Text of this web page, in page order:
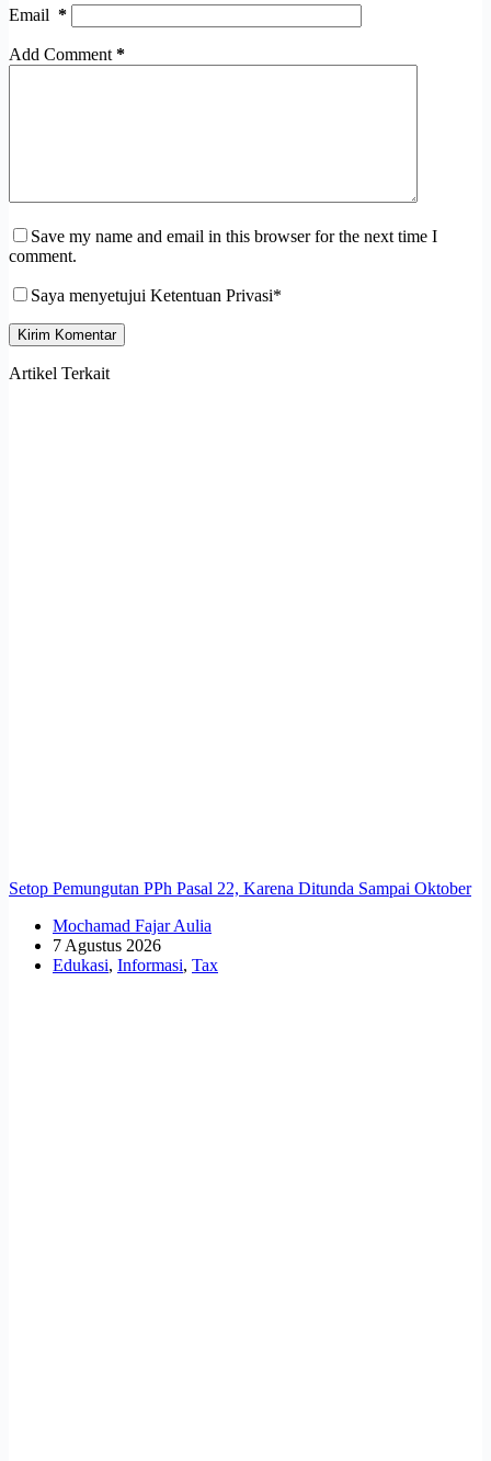
Email *
Add Comment *
Save my name and email in this browser for the next time I
comment.
Saya menyetujui Ketentuan Privasi*
Kirim Komentar
Artikel Terkait
Setop Pemungutan PPh Pasal 22, Karena Ditunda Sampai Oktober
Mochamad Fajar Aulia
7 Agustus 2026
Edukasi, Informasi, Tax